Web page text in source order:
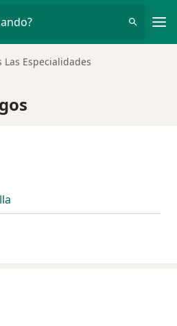
Las Especialidades
ciudad